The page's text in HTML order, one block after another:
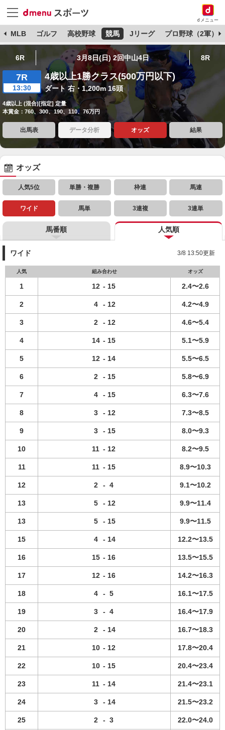
dメニュー
MLB ゴルフ 高校野球 競馬 Jリーグ プロ野球（2軍）
6R 3月8日(日) 2回中山4日 8R
7R
13:30
4歳以上1勝クラス(500万円以下)
ダート 右・1,200m 16頭
4歳以上 (混合)[指定] 定量
本賞金：760、300、190、110、76万円
出馬表 データ分析 オッズ 結果
オッズ
人気5位 単勝・複勝 枠連 馬連
ワイド 馬単 3連複 3連単
馬番順 人気順
ワイド 3/8 13:50更新
人気 組み合わせ オッズ
1 12 - 15 2.4〜2.6
2 4 - 12 4.2〜4.9
3 2 - 12 4.6〜5.4
4 14 - 15 5.1〜5.9
5 12 - 14 5.5〜6.5
6 2 - 15 5.8〜6.9
7 4 - 15 6.3〜7.6
8 3 - 12 7.3〜8.5
9 3 - 15 8.0〜9.3
10 11 - 12 8.2〜9.5
11 11 - 15 8.9〜10.3
12 2 - 4 9.1〜10.2
13 5 - 12 9.9〜11.4
13 5 - 15 9.9〜11.5
15 4 - 14 12.2〜13.5
16 15 - 16 13.5〜15.5
17 12 - 16 14.2〜16.3
18 4 - 5 16.1〜17.5
19 3 - 4 16.4〜17.9
20 2 - 14 16.7〜18.3
21 10 - 12 17.8〜20.4
22 10 - 15 20.4〜23.4
23 11 - 14 21.4〜23.1
24 3 - 14 21.5〜23.2
25 2 - 3 22.0〜24.0